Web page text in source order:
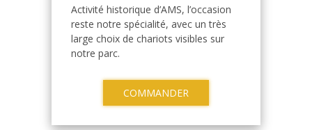
Activité historique d’AMS, l’occasion
reste notre spécialité, avec un très
large choix de chariots visibles sur
notre parc.
COMMANDER